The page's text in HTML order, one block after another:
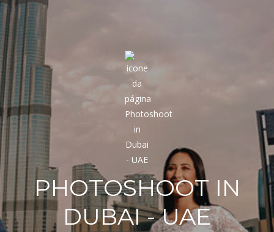
PHOTOSHOOT IN
DUBAI - UAE